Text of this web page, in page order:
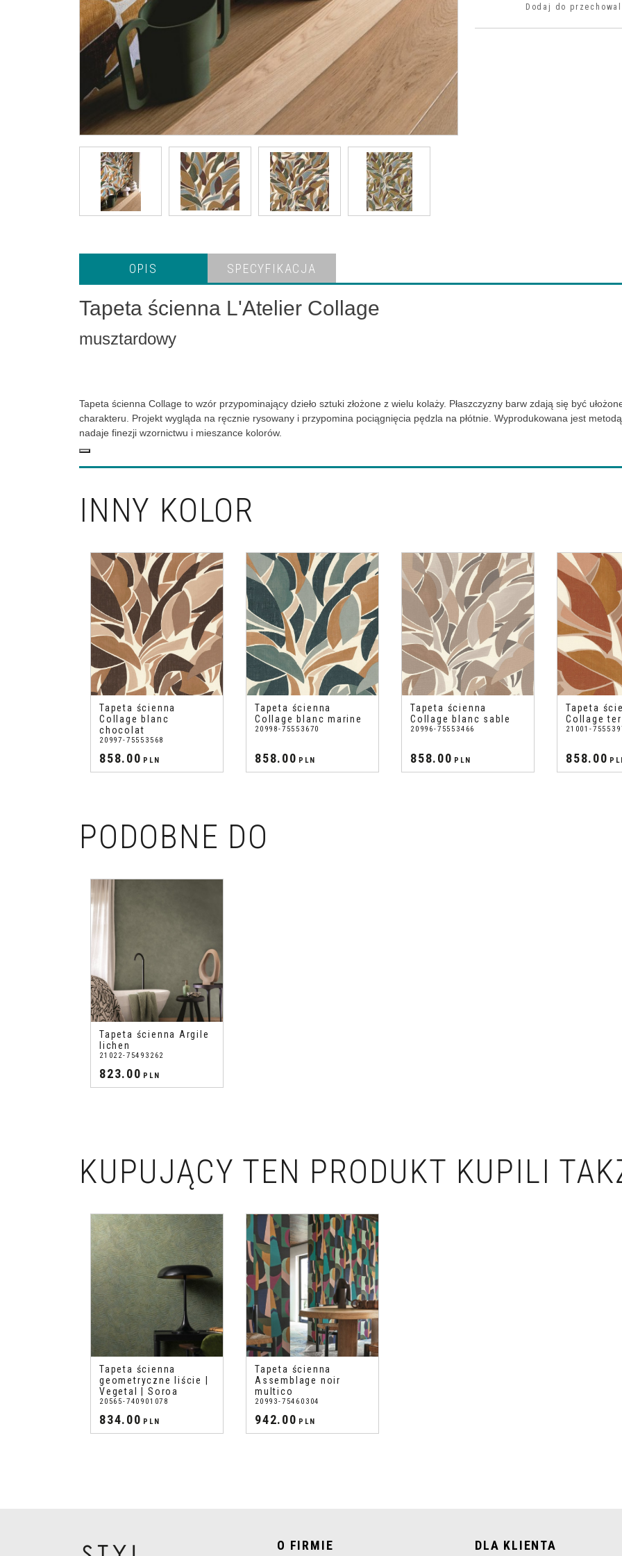
Dodaj do
OPIS SPECYFIKACJA
Tapeta ścienna L'Atelier Collage
musztardowy
Tapeta ścienna Collage to wzór przypominający dzieło sztuki złożone z wielu kolaży. Płaszczyzny barw zdają się być
charakteru. Projekt wygląda na ręcznie rysowany i przypomina pociągnięcia pędzla na płótnie. Wyprodukowana jest
nadaje finezji wzornictwu i mieszance kolorów.
INNY KOLOR
Tapeta ścienna
Collage blanc
chocolat
20997-75553568
858.00 PLN
Tapeta ścienna
Collage blanc marine
20998-75553670
858.00 PLN
Tapeta ścienna
Collage blanc sable
20996-75553466
858.00 PLN
Tapeta
Collage
21001-
858.00
PODOBNE DO
Tapeta ścienna Argile
lichen
21022-75493262
823.00 PLN
KUPUJĄCY TEN PRODUKT KUPILI
Tapeta ścienna
geometryczne liście |
Vegetal | Soroa
20565-740901078
834.00 PLN
Tapeta ścienna
Assemblage noir
multico
20993-75460304
942.00 PLN
O FIRMIE DLA KLIENTA